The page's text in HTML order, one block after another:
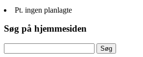
Pt. ingen planlagte
Søg på hjemmesiden